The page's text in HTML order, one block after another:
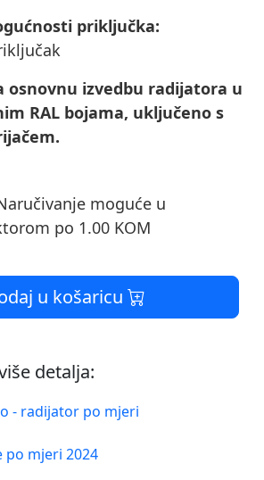
priključka:
osnovnu izvedbu radijatora u
RAL bojama, uključeno s
moguće u
po 1.00 KOM
u košaricu
detalja:
- radijator po mjeri
po mjeri 2024